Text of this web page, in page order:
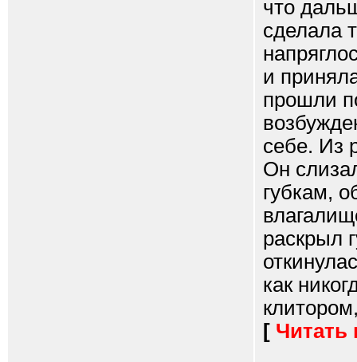
что
сделала
и
прошли
себе. Из
Он
губкам,
раскрыл
как
[ Читать